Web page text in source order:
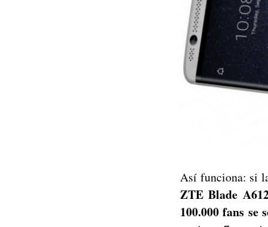
Así funciona: si
ZTE Blade
100.000 fans